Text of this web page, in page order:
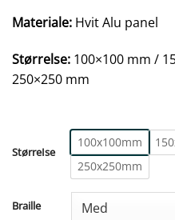
Materiale: Hvit Alu panel
Størrelse: 100×100 mm /
250×250 mm
StørreIse
100x100mm
250x250mm
Braille